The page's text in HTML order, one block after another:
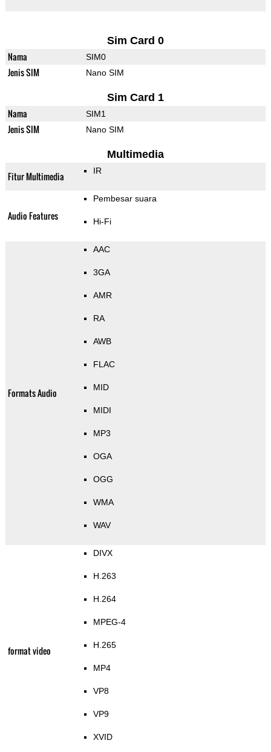
Sim Card 0
Nama SIM0
Jenis SIM Nano SIM
Sim Card 1
Nama SIM1
Jenis SIM Nano SIM
Multimedia
Fitur Multimedia IR
Audio Features
Pembesar suara
Hi-Fi
Formats Audio
AAC
3GA
AMR
RA
AWB
FLAC
MID
MIDI
MP3
OGA
OGG
WMA
WAV
format video
DIVX
H.263
H.264
MPEG-4
H.265
MP4
VP8
VP9
XVID